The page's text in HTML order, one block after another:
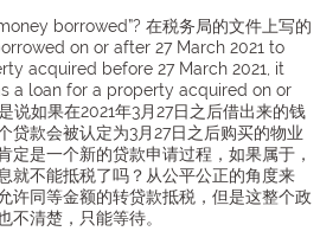
borrowed”? 在税务局的文件上写的
on or after 27 March 2021 to
acquired before 27 March 2021, it
a loan for a property acquired on or
说如果在2021年3月27日之后借出来的钱
贷款会被认定为3月27日之后购买的物业
定是一个新的贷款申请过程，如果属于，
就不能抵税了吗？从公平公正的角度来
许同等金额的转贷款抵税，但是这整个政
不清楚，只能等待。